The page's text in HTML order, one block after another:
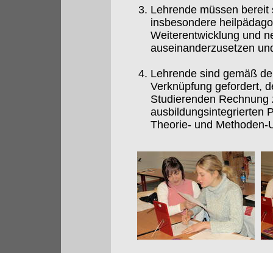
Lehrende müssen
insbesondere
Weiterentwicklung und
auseinanderzusetzen
Lehrende sind gemäß
Verknüpfung gefordert,
Studierenden
ausbildungsintegrierten
Theorie- und Methoden-